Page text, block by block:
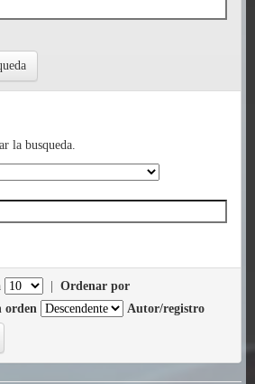
la busqueda.
Ordenar por
orden
Autor/registro